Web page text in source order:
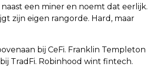
een miner en noemt dat eerlijk.
zijn eigen rangorde. Hard, maar
bij CeFi. Franklin Templeton
TradFi. Robinhood wint fintech.